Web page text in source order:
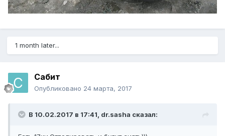
1 month later...
Сабит
Опубликовано 24 марта, 2017
В 10.02.2017 в 17:41, dr.sasha сказал: